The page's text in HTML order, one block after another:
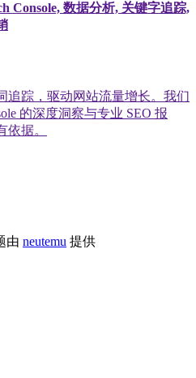
Console, 数据分析, 关键字追踪,
追踪，驱动网站流量增长。我们
的深度洞察与专业 SEO 报
据。
由 neutemu 提供